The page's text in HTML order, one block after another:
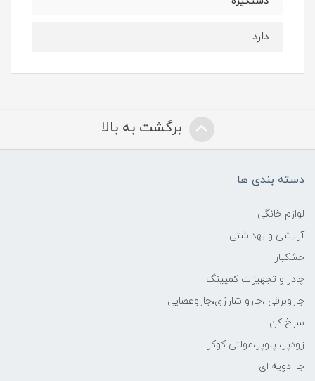
دارد
برگشت به بالا
دسته بندی ها
لوازم خانگی
آرایشی و بهداشتی
خشکبار
چادر و تجهیزات کمپینگ
جاروبرقی ،جارو شارژی،جاروعصایی
سرخ کن
زودپز، پلوپز،مولتی کوکر
جا ادویه ای